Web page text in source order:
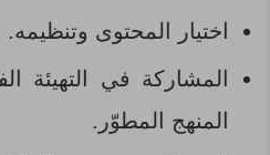
اختيار المحتوى وتنظيمه.
المشاركة في التهيئة
المنهج المطوّر.